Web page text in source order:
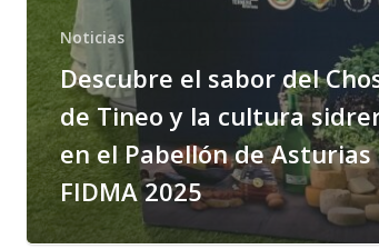
Noticias
Descubre el sabor del
de Tineo y la cultura
en el Pabellón de Asturias
FIDMA 2025